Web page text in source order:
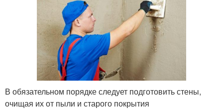
В обязательном порядке следует подготовить стены,
очищая их от пыли и старого покрытия